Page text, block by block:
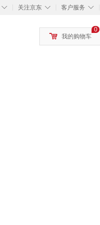
◇ ◇
关注京东 ◇
客户服务
0
我的购物车